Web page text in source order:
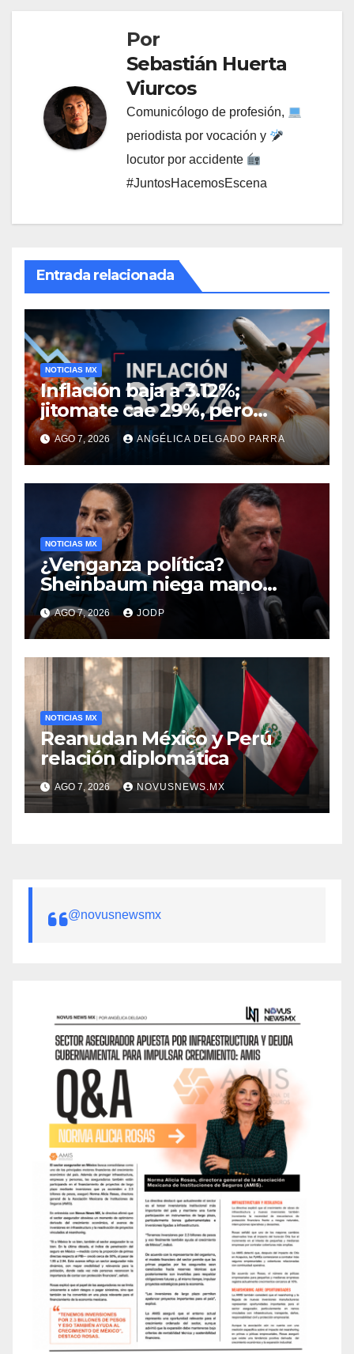
Por
Sebastián Huerta
Viurcos
Comunicólogo de profesión,
periodista por vocación y
locutor por accidente
#JuntosHacemosEscena
Entrada relacionada
NOTICIAS MX
Inflación baja a 3.12%;
jitomate cae 29%, pero
cebolla y vuelos se
encarecen
AGO 7, 2026 ANGÉLICA DELGADO PARRA
NOTICIAS MX
¿Venganza política?
Sheinbaum niega mano
negra en captura de Ángel
Aguirre
AGO 7, 2026 JODP
NOTICIAS MX
Reanudan México y Perú
relación diplomática
AGO 7, 2026 NOVUSNEWS.MX
@novusnewsmx